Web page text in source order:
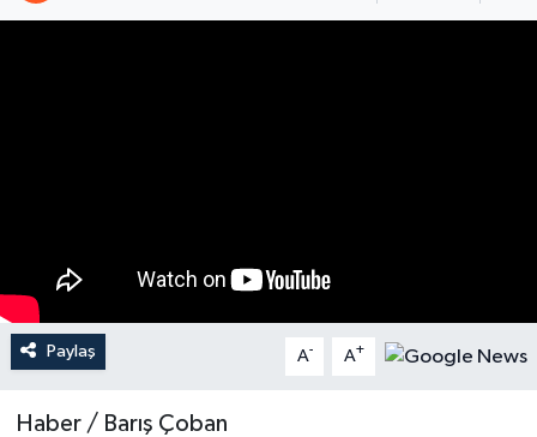
Paylaş A- A+
Haber / Barış Çoban
Politika
Sürmanşet
Teknoloji